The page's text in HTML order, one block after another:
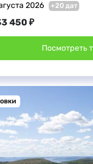
2026 +20 дат
450 ₽
Посмотреть